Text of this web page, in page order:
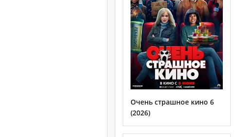
Очень страшное кино 6
(2026)